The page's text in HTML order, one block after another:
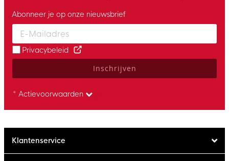
Enter your email and accept the privacy policy to subscribe to
Abonneer je op onze nieuwsbrief
Privacybeleid
Inschrijven
* Actievoorwaarden
Klantenservice